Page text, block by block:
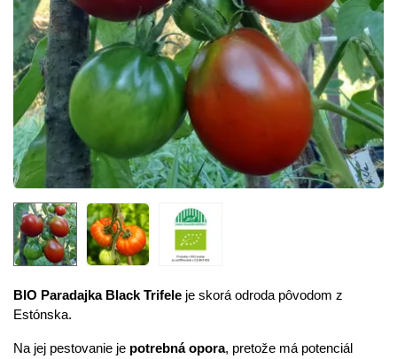
BIO Paradajka Black Trifele je skorá odroda pôvodom z
Estónska.
Na jej pestovanie je potrebná opora, pretože má potenciál